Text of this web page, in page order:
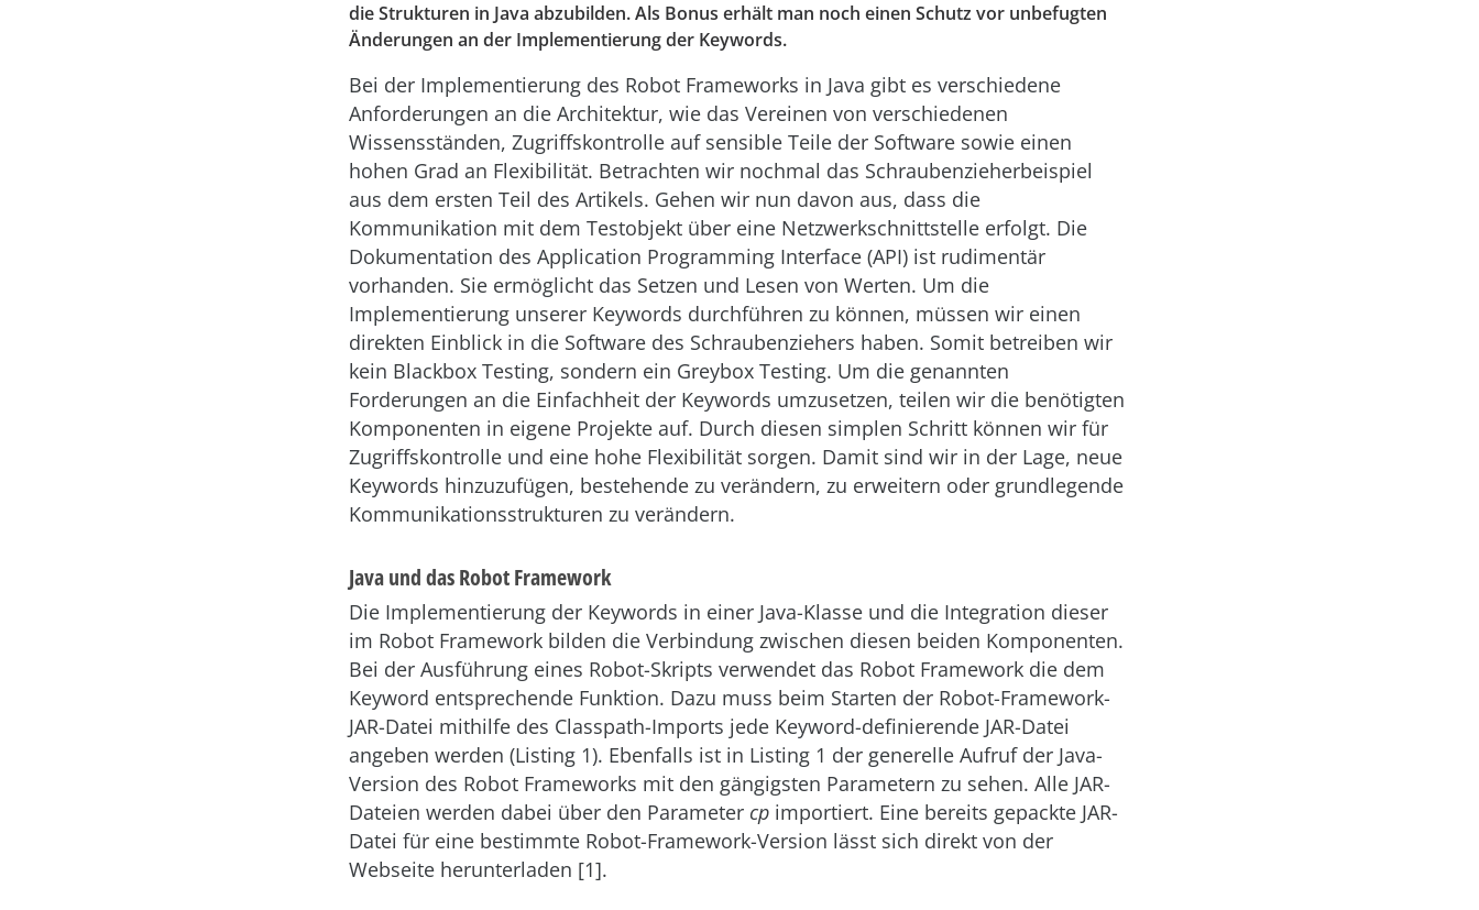
die Strukturen in Java abzubilden. Als Bonus erhält man noch einen Schutz vor unbefugten
Änderungen an der Implementierung der Keywords.
Bei der Implementierung des Robot Frameworks in Java gibt es verschiedene
Anforderungen an die Architektur, wie das Vereinen von verschiedenen
Wissensständen, Zugriffskontrolle auf sensible Teile der Software sowie einen
hohen Grad an Flexibilität. Betrachten wir nochmal das Schraubenzieherbeispiel
aus dem ersten Teil des Artikels. Gehen wir nun davon aus, dass die
Kommunikation mit dem Testobjekt über eine Netzwerkschnittstelle erfolgt. Die
Dokumentation des Application Programming Interface (API) ist rudimentär
vorhanden. Sie ermöglicht das Setzen und Lesen von Werten. Um die
Implementierung unserer Keywords durchführen zu können, müssen wir einen
direkten Einblick in die Software des Schraubenziehers haben. Somit betreiben wir
kein Blackbox Testing, sondern ein Greybox Testing. Um die genannten
Forderungen an die Einfachheit der Keywords umzusetzen, teilen wir die benötigten
Komponenten in eigene Projekte auf. Durch diesen simplen Schritt können wir für
Zugriffskontrolle und eine hohe Flexibilität sorgen. Damit sind wir in der Lage, neue
Keywords hinzuzufügen, bestehende zu verändern, zu erweitern oder grundlegende
Kommunikationsstrukturen zu verändern.
Java und das Robot Framework
Die Implementierung der Keywords in einer Java-Klasse und die Integration dieser
im Robot Framework bilden die Verbindung zwischen diesen beiden Komponenten.
Bei der Ausführung eines Robot-Skripts verwendet das Robot Framework die dem
Keyword entsprechende Funktion. Dazu muss beim Starten der Robot-Framework-
JAR-Datei mithilfe des Classpath-Imports jede Keyword-definierende JAR-Datei
angeben werden (Listing 1). Ebenfalls ist in Listing 1 der generelle Aufruf der Java-
Version des Robot Frameworks mit den gängigsten Parametern zu sehen. Alle JAR-
Dateien werden dabei über den Parameter cp importiert. Eine bereits gepackte JAR-
Datei für eine bestimmte Robot-Framework-Version lässt sich direkt von der
Webseite herunterladen [1].